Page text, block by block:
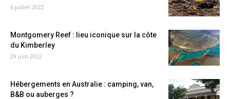
6 juillet 2022
Montgomery Reef : lieu iconique sur la côte
du Kimberley
29 juin 2022
Hébergements en Australie : camping, van,
B&B ou auberges ?